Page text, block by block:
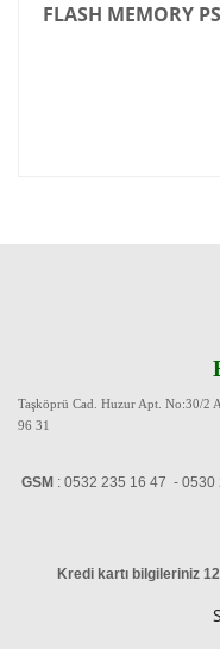
FLASH MEMORY
Taşköprü Cad. Huzur Apt. No:30/2
96 31
GSM : 0532 235 16 47 -
Kredi kartı bilgileriniz